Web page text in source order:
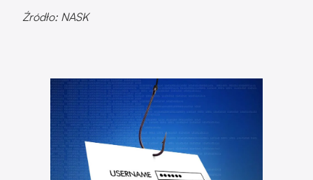
Źródło: NASK